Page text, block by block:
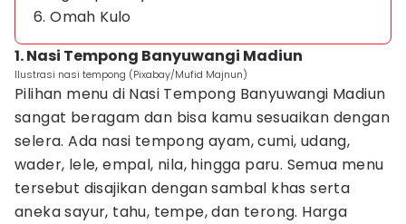
6. Omah Kulo
1. Nasi Tempong Banyuwangi Madiun
Ilustrasi nasi tempong (Pixabay/Mufid Majnun)
Pilihan menu di Nasi Tempong Banyuwangi Madiun
sangat beragam dan bisa kamu sesuaikan dengan
selera. Ada nasi tempong ayam, cumi, udang,
wader, lele, empal, nila, hingga paru. Semua menu
tersebut disajikan dengan sambal khas serta
aneka sayur, tahu, tempe, dan terong. Harga